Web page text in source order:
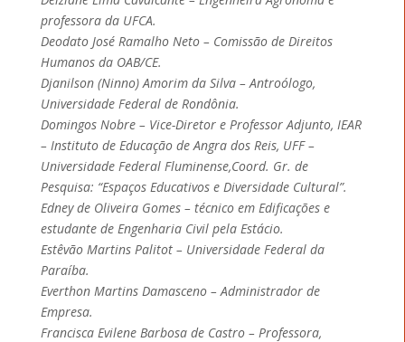
professora da UFCA.
Deodato José Ramalho Neto – Comissão de Direitos
Humanos da OAB/CE.
Djanilson (Ninno) Amorim da Silva – Antroólogo,
Universidade Federal de Rondônia.
Domingos Nobre – Vice-Diretor e Professor Adjunto, IEAR
– Instituto de Educação de Angra dos Reis, UFF –
Universidade Federal Fluminense,Coord. Gr. de
Pesquisa: “Espaços Educativos e Diversidade Cultural”.
Edney de Oliveira Gomes – técnico em Edificações e
estudante de Engenharia Civil pela Estácio.
Estêvão Martins Palitot – Universidade Federal da
Paraíba.
Everthon Martins Damasceno – Administrador de
Empresa.
Francisca Evilene Barbosa de Castro – Professora,